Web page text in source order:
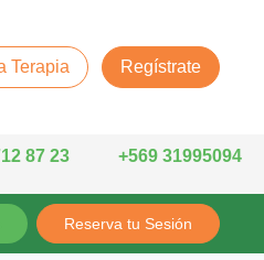
Terapia Regístrate
87 23 +569 31995094
Reserva tu Sesión